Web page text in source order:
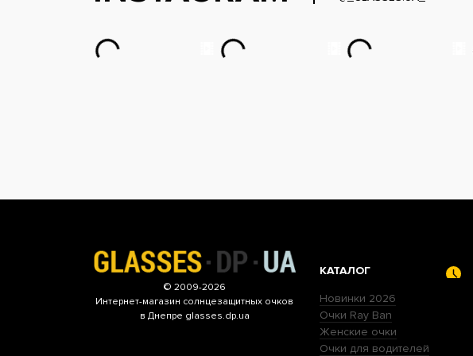
© 2009-2026
Интернет-магазин солнцезащитных очков
в Днепре glasses.dp.ua
КАТАЛОГ
Новинки 2026
Очки Ray Ban
Женские очки
Очки для водителей